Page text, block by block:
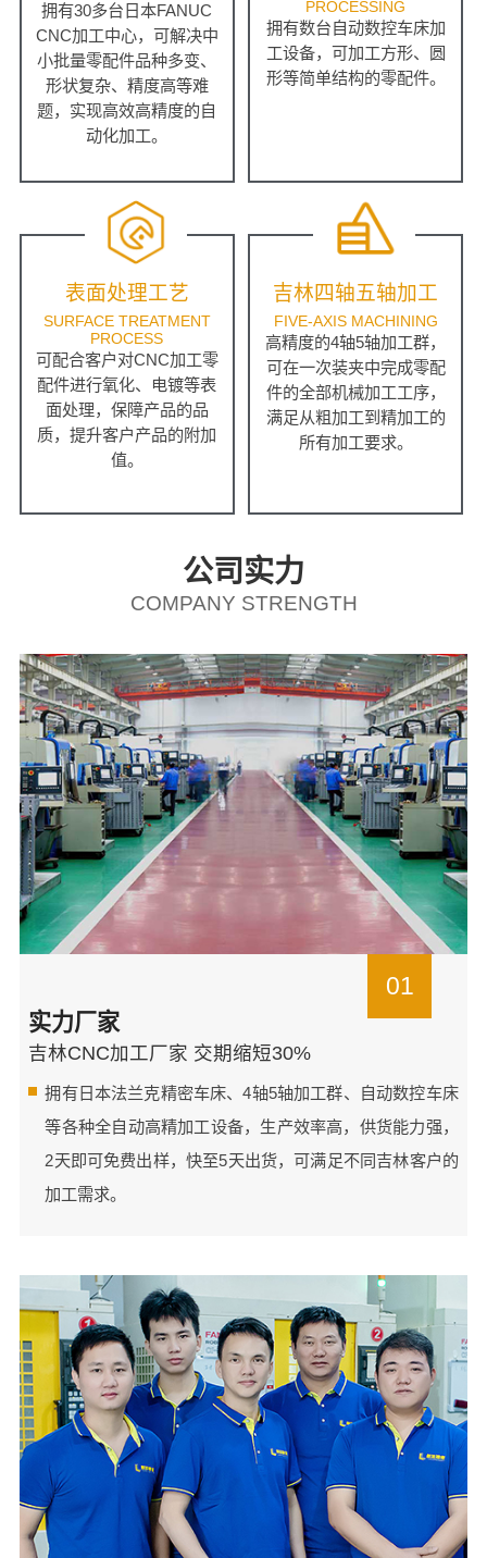
拥有30多台日本FANUC
CNC加工中心，可解决中
小批量零配件品种多变、
形状复杂、精度高等难
题，实现高效高精度的自
动化加工。
PROCESSING
拥有数台自动数控车床加
工设备，可加工方形、圆
形等简单结构的零配件。
表面处理工艺
SURFACE TREATMENT
PROCESS
可配合客户对CNC加工零
配件进行氧化、电镀等表
面处理，保障产品的品
质，提升客户产品的附加
值。
吉林四轴五轴加工
FIVE-AXIS MACHINING
高精度的4轴5轴加工群，
可在一次装夹中完成零配
件的全部机械加工工序，
满足从粗加工到精加工的
所有加工要求。
公司实力
COMPANY STRENGTH
01
实力厂家
吉林CNC加工厂家 交期缩短30%
拥有日本法兰克精密车床、4轴5轴加工群、自动数控车床
等各种全自动高精加工设备，生产效率高，供货能力强，
2天即可免费出样，快至5天出货，可满足不同吉林客户的
加工需求。